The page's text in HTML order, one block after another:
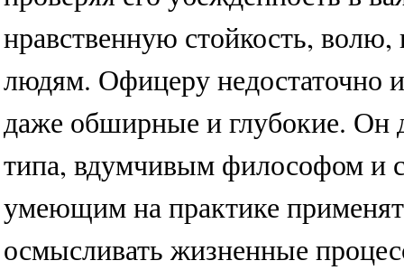
нравственную стойкость,
людям. Офицеру недостаточно
даже обширные и глубокие. Он
типа, вдумчивым философом и
умеющим на практике
осмысливать жизненные